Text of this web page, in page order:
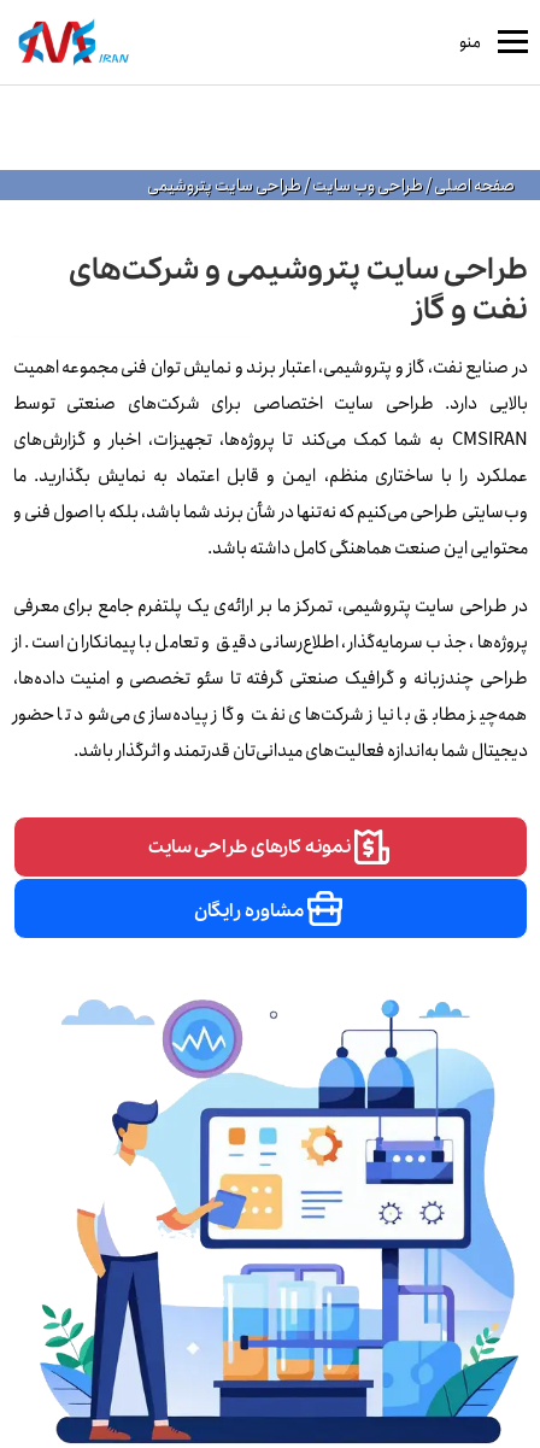
منو
صفحه اصلی/طراحی وب سایت/طراحی سایت پتروشیمی
طراحی سایت پتروشیمی و شرکت‌های
نفت و گاز
در صنایع نفت، گاز و پتروشیمی، اعتبار برند و نمایش توان فنی مجموعه اهمیت
بالایی دارد. طراحی سایت اختصاصی برای شرکت‌های صنعتی توسط
CMSIRAN به شما کمک می‌کند تا پروژه‌ها، تجهیزات، اخبار و گزارش‌های
عملکرد را با ساختاری منظم، ایمن و قابل اعتماد به نمایش بگذارید. ما
وب‌سایتی طراحی می‌کنیم که نه‌تنها در شأن برند شما باشد، بلکه با اصول فنی و
محتوایی این صنعت هماهنگی کامل داشته باشد.
در طراحی سایت پتروشیمی، تمرکز ما بر ارائه‌ی یک پلتفرم جامع برای معرفی
پروژه‌ها، جذب سرمایه‌گذار، اطلاع‌رسانی دقیق و تعامل با پیمانکاران است. از
طراحی چندزبانه و گرافیک صنعتی گرفته تا سئو تخصصی و امنیت داده‌ها،
همه‌چیز مطابق با نیاز شرکت‌های نفت و گاز پیاده‌سازی می‌شود تا حضور
دیجیتال شما به‌اندازه فعالیت‌های میدانی‌تان قدرتمند و اثرگذار باشد.
نمونه کارهای طراحی سایت
مشاوره رایگان